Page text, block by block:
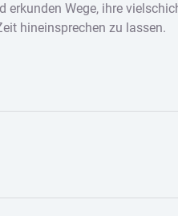
erkunden Wege, ihre
hineinsprechen zu lassen.